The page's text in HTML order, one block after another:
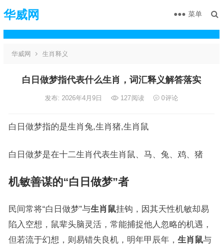
华威网 菜单
华威网 生肖释义
白日做梦指代表什么生肖，词汇释义解答落实
发布: 2026年4月9日 127阅读 0评论
白日做梦指的是生肖兔,生肖猪,生肖鼠
白日做梦是在十二生肖代表生肖鼠、马、兔、鸡、猪
机敏善谋的“白日做梦”者
民间常将“白日做梦”与生肖鼠挂钩，因其天性机敏却易
陷入空想，鼠辈头脑灵活，常能捕捉他人忽略的机遇，
但若流于幻想，则易错失良机，明年甲辰年， 生肖鼠与